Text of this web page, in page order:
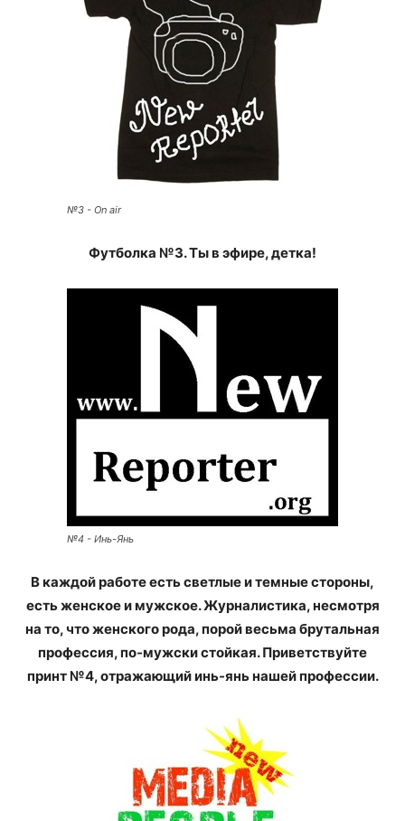
№3 - On air
Футболка №3. Ты в эфире, детка!
№4 - Инь-Янь
В каждой работе есть светлые и темные стороны,
есть женское и мужское. Журналистика, несмотря
на то, что женского рода, порой весьма брутальная
профессия, по-мужски стойкая. Приветствуйте
принт №4, отражающий инь-янь нашей профессии.